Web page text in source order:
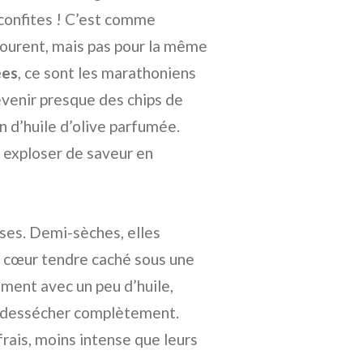
! C’est comme
mais pas pour la même
, ce sont les marathoniens
presque des chips de
d’huile d’olive parfumée.
de saveur en
Demi-sèches, elles
tendre caché sous une
avec un peu d’huile,
complètement.
moins intense que leurs